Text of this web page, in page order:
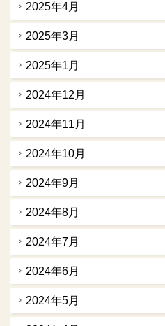
2025年4月
2025年3月
2025年1月
2024年12月
2024年11月
2024年10月
2024年9月
2024年8月
2024年7月
2024年6月
2024年5月